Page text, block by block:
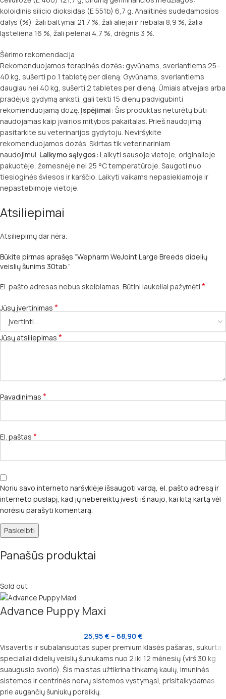
koloidinis silicio dioksidas (E 551b) 6,7 g. Analitinės sudedamosios
dalys (%): žali baltymai 21,7 %, žali aliejai ir riebalai 8,9 %, žalia
ląsteliena 16 %, žali pelenai 4,7 %, drėgnis 3 %.
Šėrimo rekomendacija
Rekomenduojamos terapinės dozės: gyvūnams, sveriantiems 25–
40 kg, sušerti po 1 tabletę per dieną. Gyvūnams, sveriantiems
daugiau nei 40 kg, sušerti 2 tabletes per dieną. Ūmiais atvejais arba
pradėjus gydymą anksti, gali tekti 15 dienų padvigubinti
rekomenduojamą dozę. Įspėjimai: Šis produktas neturėtų būti
naudojamas kaip įvairios mitybos pakaitalas. Prieš naudojimą
pasitarkite su veterinarijos gydytoju. Neviršykite
rekomenduojamos dozės. Skirtas tik veterinariniam
naudojimui. Laikymo sąlygos: Laikyti sausoje vietoje, originalioje
pakuotėje, žemesnėje nei 25 °C temperatūroje. Saugoti nuo
tiesioginės šviesos ir karščio. Laikyti vaikams nepasiekiamoje ir
nepastebimoje vietoje.
Atsiliepimai
Atsiliepimų dar nėra.
Būkite pirmas aprašęs “Wepharm WeJoint Large Breeds didelių
veislių šunims 30tab.”
El. pašto adresas nebus skelbiamas. Būtini laukeliai pažymėti *
Jūsų įvertinimas *
Jūsų atsiliepimas *
Pavadinimas *
El. paštas *
Noriu savo interneto naršyklėje išsaugoti vardą, el. pašto adresą ir
interneto puslapį, kad jų nebereiktų įvesti iš naujo, kai kitą kartą vėl
norėsiu parašyti komentarą.
Panašūs produktai
Sold out
Advance Puppy Maxi
25,95€ – 68,90 €
Visavertis ir subalansuotas super premium klasės pašaras, sukurtas
specialiai didelių veislių šuniukams nuo 2 iki 12 mėnesių (virš 30 kg
suaugusio svorio). Šis maistas užtikrina tinkamą kaulų, imuninės
sistemos ir centrinės nervų sistemos vystymąsi, prisitaikydamas
prie augančių šuniukų poreikių.